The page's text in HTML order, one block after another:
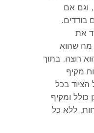
, וגם אם
בודדים.
את
מה שהוא
רוצה. בתוך
מקיף
בכל
ומקיף
, ללא כל